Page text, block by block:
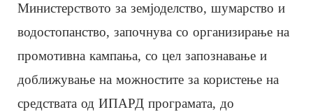
Министерството за земјоделство, шумарство и
водостопанство, започнува со организирање на
промотивна кампања, со цел запознавање и
доближување на можностите за користење на
средствата од ИПАРД програмата, до